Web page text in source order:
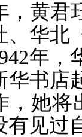
，黄
、华北
年，
华书店
，她将
有见过